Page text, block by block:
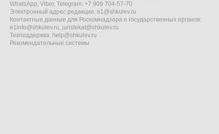
WhatsApp, Viber, Telegram: +7 909 704-57-70
Электронный адрес редакции: e1@shkulev.ru
Контактные данные для Роскомнадзора и государственных органов:
e1info@shkulev.ru, juristekat@shkulev.ru
Техподдержка: help@shkulev.ru
Рекомендательные системы